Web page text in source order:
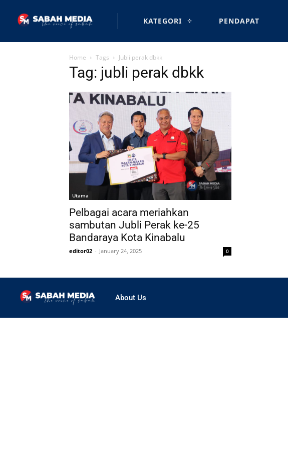
KATEGORI PENDAPAT
Home Tags Jubli perak dbkk
Tag: jubli perak dbkk
Utama
Pelbagai acara meriahkan
sambutan Jubli Perak ke-25
Bandaraya Kota Kinabalu
editor02 - January 24, 2025 0
About Us